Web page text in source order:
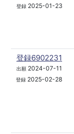
登録2025-01-23
登録6902231
出願 2024-07-11
登録 2025-02-28